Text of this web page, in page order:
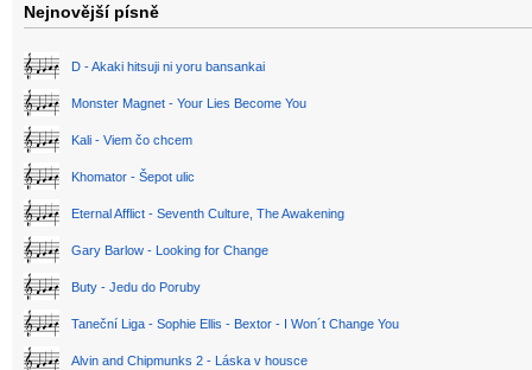
Nejnovější písně
D - Akaki hitsuji ni yoru bansankai
Monster Magnet - Your Lies Become You
Kali - Viem čo chcem
Khomator - Šepot ulic
Eternal Afflict - Seventh Culture, The Awakening
Gary Barlow - Looking for Change
Buty - Jedu do Poruby
Taneční Liga - Sophie Ellis - Bextor - I Won´t Change You
Alvin and Chipmunks 2 - Láska v housce